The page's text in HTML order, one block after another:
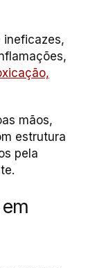
ineficazes,
mãos,
estrutura
pela